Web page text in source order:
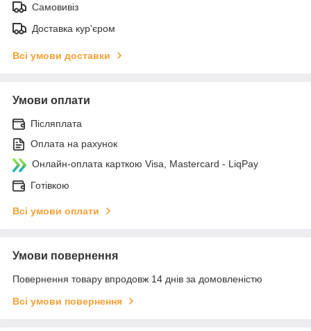
Самовивіз
Доставка кур'єром
Всі умови доставки
Умови оплати
Післяплата
Оплата на рахунок
Онлайн-оплата карткою Visa, Mastercard - LiqPay
Готівкою
Всі умови оплати
Умови повернення
Повернення товару впродовж 14 днів за домовленістю
Всі умови повернення